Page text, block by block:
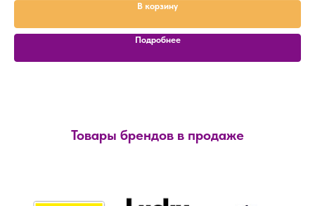
В корзину
Подробнее
Товары брендов в продаже